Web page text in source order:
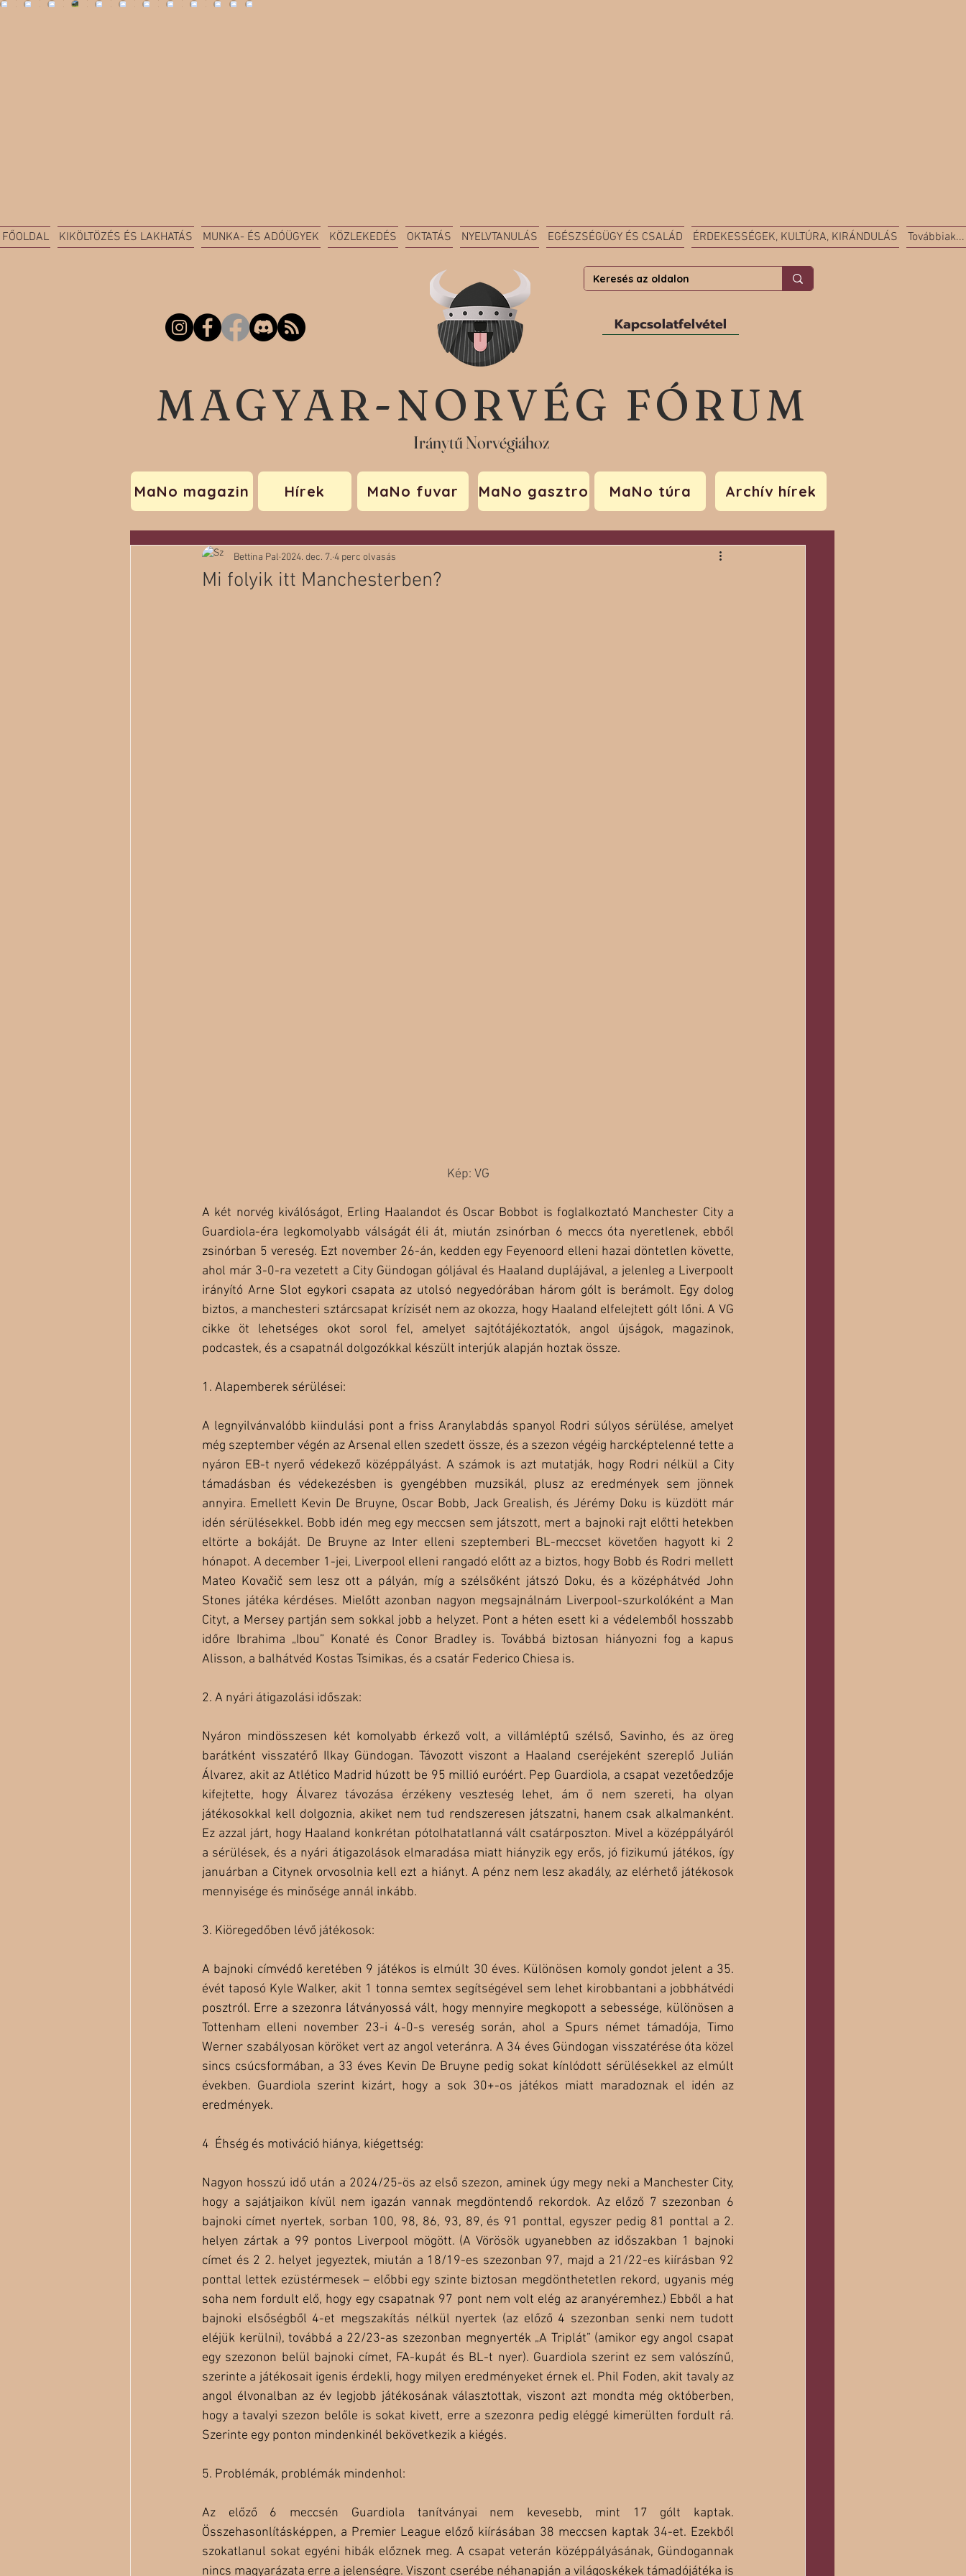
FŐOLDAL KIKÖLTÖZÉS ÉS LAKHATÁS MUNKA- ÉS ADÓÜGYEK KÖZLEKEDÉS OKTATÁS NYELVTANULÁS EGÉSZSÉGÜGY ÉS CSALÁD ÉRDEKESSÉGEK, KULTÚRA, KIRÁNDULÁS Továbbiak...
Kapcsolatfelvétel
MAGYAR-NORVÉG FÓRUM
Iránytű Norvégiához
MaNo magazin Hírek MaNo fuvar MaNo gasztro MaNo túra Archív hírek
Mi folyik itt Manchesterben?
Bettina Pal 2024. dec. 7. 4 perc olvasás
Kép: VG
A két norvég kiválóságot, Erling Haalandot és Oscar Bobbot is foglalkoztató Manchester City a
Guardiola-éra legkomolyabb válságát éli át, miután zsinórban 6 meccs óta nyeretlenek, ebből
zsinórban 5 vereség. Ezt november 26-án, kedden egy Feyenoord elleni hazai döntetlen követte,
ahol már 3-0-ra vezetett a City Gündogan góljával és Haaland duplájával, a jelenleg a Liverpoolt
irányító Arne Slot egykori csapata az utolsó negyedórában három gólt is berámolt. Egy dolog
biztos, a manchesteri sztárcsapat krízisét nem az okozza, hogy Haaland elfelejtett gólt lőni. A VG
cikke öt lehetséges okot sorol fel, amelyet sajtótájékoztatók, angol újságok, magazinok,
podcastek, és a csapatnál dolgozókkal készült interjúk alapján hoztak össze.
1. Alapemberek sérülései:
A legnyilvánvalóbb kiindulási pont a friss Aranylabdás spanyol Rodri súlyos sérülése, amelyet
még szeptember végén az Arsenal ellen szedett össze, és a szezon végéig harcképtelenné tette a
nyáron EB-t nyerő védekező középpályást. A számok is azt mutatják, hogy Rodri nélkül a City
támadásban és védekezésben is gyengébben muzsikál, plusz az eredmények sem jönnek
annyira. Emellett Kevin De Bruyne, Oscar Bobb, Jack Grealish, és Jérémy Doku is küzdött már
idén sérülésekkel. Bobb idén meg egy meccsen sem játszott, mert a bajnoki rajt előtti hetekben
eltörte a bokáját. De Bruyne az Inter elleni szeptemberi BL-meccset követően hagyott ki 2
hónapot. A december 1-jei, Liverpool elleni rangadó előtt az a biztos, hogy Bobb és Rodri mellett
Mateo Kovačič sem lesz ott a pályán, míg a szélsőként játszó Doku, és a középhátvéd John
Stones játéka kérdéses. Mielőtt azonban nagyon megsajnálnám Liverpool-szurkolóként a Man
Cityt, a Mersey partján sem sokkal jobb a helyzet. Pont a héten esett ki a védelemből hosszabb
időre Ibrahima „Ibou” Konaté és Conor Bradley is. Továbbá biztosan hiányozni fog a kapus
Alisson, a balhátvéd Kostas Tsimikas, és a csatár Federico Chiesa is.
2. A nyári átigazolási időszak:
Nyáron mindösszesen két komolyabb érkező volt, a villámléptű szélső, Savinho, és az öreg
barátként visszatérő Ilkay Gündogan. Távozott viszont a Haaland cseréjeként szereplő Julián
Álvarez, akit az Atlético Madrid húzott be 95 millió euróért. Pep Guardiola, a csapat vezetőedzője
kifejtette, hogy Álvarez távozása érzékeny veszteség lehet, ám ő nem szereti, ha olyan
játékosokkal kell dolgoznia, akiket nem tud rendszeresen játszatni, hanem csak alkalmanként.
Ez azzal járt, hogy Haaland konkrétan pótolhatatlanná vált csatárposzton. Mivel a középpályáról
a sérülések, és a nyári átigazolások elmaradása miatt hiányzik egy erős, jó fizikumú játékos, így
januárban a Citynek orvosolnia kell ezt a hiányt. A pénz nem lesz akadály, az elérhető játékosok
mennyisége és minősége annál inkább.
3. Kiöregedőben lévő játékosok:
A bajnoki címvédő keretében 9 játékos is elmúlt 30 éves. Különösen komoly gondot jelent a 35.
évét taposó Kyle Walker, akit 1 tonna semtex segítségével sem lehet kirobbantani a jobbhátvédi
posztról. Erre a szezonra látványossá vált, hogy mennyire megkopott a sebessége, különösen a
Tottenham elleni november 23-i 4-0-s vereség során, ahol a Spurs német támadója, Timo
Werner szabályosan köröket vert az angol veteránra. A 34 éves Gündogan visszatérése óta közel
sincs csúcsformában, a 33 éves Kevin De Bruyne pedig sokat kínlódott sérülésekkel az elmúlt
években. Guardiola szerint kizárt, hogy a sok 30+-os játékos miatt maradoznak el idén az
eredmények.
4  Éhség és motiváció hiánya, kiégettség:
Nagyon hosszú idő után a 2024/25-ös az első szezon, aminek úgy megy neki a Manchester City,
hogy a sajátjaikon kívül nem igazán vannak megdöntendő rekordok. Az előző 7 szezonban 6
bajnoki címet nyertek, sorban 100, 98, 86, 93, 89, és 91 ponttal, egyszer pedig 81 ponttal a 2.
helyen zártak a 99 pontos Liverpool mögött. (A Vörösök ugyanebben az időszakban 1 bajnoki
címet és 2 2. helyet jegyeztek, miután a 18/19-es szezonban 97, majd a 21/22-es kiírásban 92
ponttal lettek ezüstérmesek – előbbi egy szinte biztosan megdönthetetlen rekord, ugyanis még
soha nem fordult elő, hogy egy csapatnak 97 pont nem volt elég az aranyéremhez.) Ebből a hat
bajnoki elsőségből 4-et megszakítás nélkül nyertek (az előző 4 szezonban senki nem tudott
eléjük kerülni), továbbá a 22/23-as szezonban megnyerték „A Triplát” (amikor egy angol csapat
egy szezonon belül bajnoki címet, FA-kupát és BL-t nyer). Guardiola szerint ez sem valószínű,
szerinte a játékosait igenis érdekli, hogy milyen eredményeket érnek el. Phil Foden, akit tavaly az
angol élvonalban az év legjobb játékosának választottak, viszont azt mondta még októberben,
hogy a tavalyi szezon belőle is sokat kivett, erre a szezonra pedig eléggé kimerülten fordult rá.
Szerinte egy ponton mindenkinél bekövetkezik a kiégés.
5. Problémák, problémák mindenhol:
Az előző 6 meccsén Guardiola tanítványai nem kevesebb, mint 17 gólt kaptak.
Összehasonlításképpen, a Premier League előző kiírásában 38 meccsen kaptak 34-et. Ezekből
szokatlanul sokat egyéni hibák előznek meg. A csapat veterán középpályásának, Gündogannak
nincs magyarázata erre a jelenségre. Viszont cserébe néhanapján a világoskékek támadójátéka is